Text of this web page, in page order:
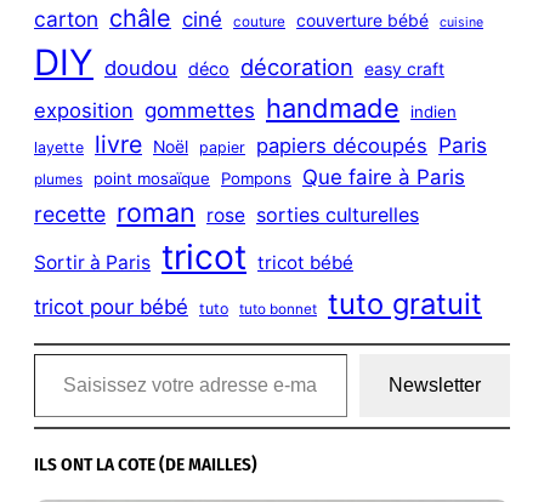
carton châle ciné couture couverture bébé cuisine
DIY doudou déco décoration easy craft
exposition gommettes handmade indien
layette livre Noël papier papiers découpés Paris
plumes point mosaïque Pompons Que faire à Paris
recette roman rose sorties culturelles
Sortir à Paris tricot tricot bébé
tricot pour bébé tuto tuto bonnet tuto gratuit
Saisissez votre adresse e-mail…
Newsletter
ILS ONT LA COTE (DE MAILLES)